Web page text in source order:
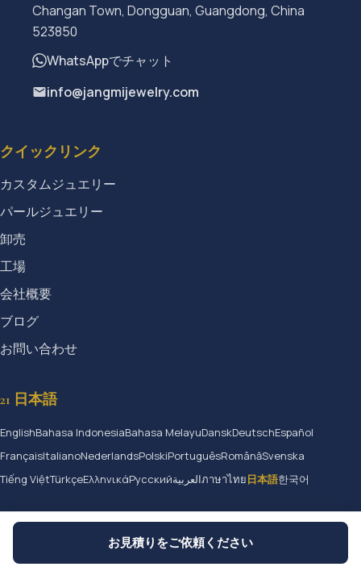
お見積りをご依頼ください
Changan Town, Dongguan, Guangdong, China
523850
WhatsAppでチャット
info@jangmijewelry.com
クイックリンク
カスタムジュエリー
パールジュエリー
卸売
工場
会社概要
ブログ
お問い合わせ
21 日本語
EnglishBahasa IndonesiaBahasa MelayuDanskDeutschEspañol
FrançaisItalianoNederlandsPolskiPortuguêsRomânăSvenska
Tiếng ViệtTürkçeΕλληνικάРусскийالعربيةภาษาไทย日本語한국어
© 2026 Jangmijewelry